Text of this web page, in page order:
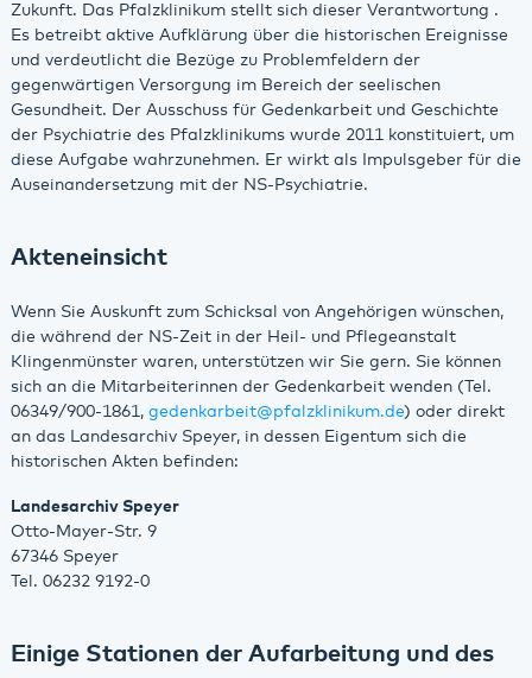
Zukunft. Das Pfalzklinikum stellt sich dieser Verantwortung .
Es betreibt aktive Aufklärung über die historischen Ereignisse
und verdeutlicht die Bezüge zu Problemfeldern der
gegenwärtigen Versorgung im Bereich der seelischen
Gesundheit. Der Ausschuss für Gedenkarbeit und Geschichte
der Psychiatrie des Pfalzklinikums wurde 2011 konstituiert, um
diese Aufgabe wahrzunehmen. Er wirkt als Impulsgeber für die
Auseinandersetzung mit der NS-Psychiatrie.
Akteneinsicht
Wenn Sie Auskunft zum Schicksal von Angehörigen wünschen,
die während der NS-Zeit in der Heil- und Pflegeanstalt
Klingenmünster waren, unterstützen wir Sie gern. Sie können
sich an die Mitarbeiterinnen der Gedenkarbeit wenden (Tel.
06349/900-1861, gedenkarbeit@pfalzklinikum.de) oder direkt
an das Landesarchiv Speyer, in dessen Eigentum sich die
historischen Akten befinden:
Landesarchiv Speyer
Otto-Mayer-Str. 9
67346 Speyer
Tel. 06232 9192-0
Einige Stationen der Aufarbeitung und des